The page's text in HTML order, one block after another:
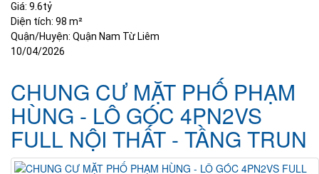
Giá: 9.6tỷ
Diện tích: 98 m²
Quận/Huyện: Quận Nam Từ Liêm
10/04/2026
CHUNG CƯ MẶT PHỐ PHẠM
HÙNG - LÔ GÓC 4PN2VS
FULL NỘI THẤT - TẦNG TRUN